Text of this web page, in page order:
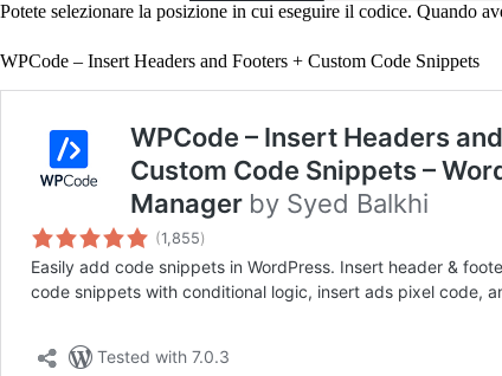
Potete selezionare la posizione in cui eseguire il codice. Quando
WPCode – Insert Headers and Footers + Custom Code Snippets